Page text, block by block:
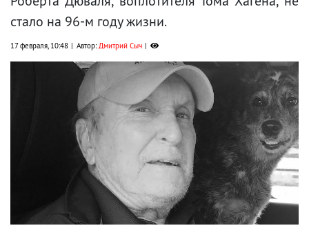
стало на 96-м году жизни.
17 февраля, 10:48 Автор:Дмитрий Сыч